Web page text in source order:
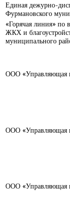
Единая дежурно-
Фурмановского
«Горячая линия» по
ЖКХ и
муниципального
ООО «Управляющая
ООО «Управляющая
ООО «Управляющая